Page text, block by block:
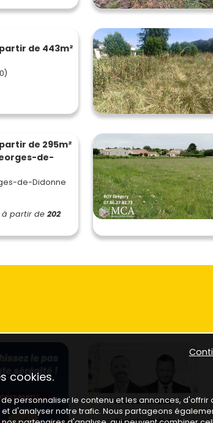
de 443m²
de 295m²
de-
de-Didonne
à partir de 202
cookies.
personnaliser le contenu et les annonces, d'offrir
d'analyser notre trafic. Nous partageons